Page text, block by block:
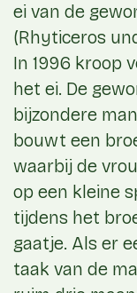
ei van de
(Rhyticeros
In 1996 kroop
het ei. De
bijzondere
bouwt een
waarbij de
op een kleine
tijdens het
gaatje. Als er
taak van de